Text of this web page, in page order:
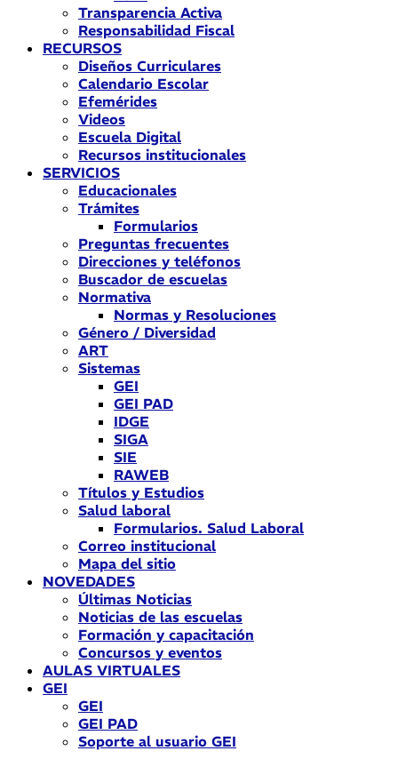
Transparencia Activa
Responsabilidad Fiscal
RECURSOS
Diseños Curriculares
Calendario Escolar
Efemérides
Videos
Escuela Digital
Recursos institucionales
SERVICIOS
Educacionales
Trámites
Formularios
Preguntas frecuentes
Direcciones y teléfonos
Buscador de escuelas
Normativa
Normas y Resoluciones
Género / Diversidad
ART
Sistemas
GEI
GEI PAD
IDGE
SIGA
SIE
RAWEB
Títulos y Estudios
Salud laboral
Formularios. Salud Laboral
Correo institucional
Mapa del sitio
NOVEDADES
Últimas Noticias
Noticias de las escuelas
Formación y capacitación
Concursos y eventos
AULAS VIRTUALES
GEI
GEI
GEI PAD
Soporte al usuario GEI